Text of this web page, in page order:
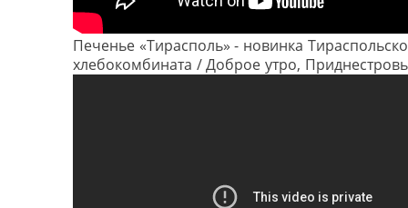
Печенье «Тирасполь» - новинка
хлебокомбината / Доброе утро,